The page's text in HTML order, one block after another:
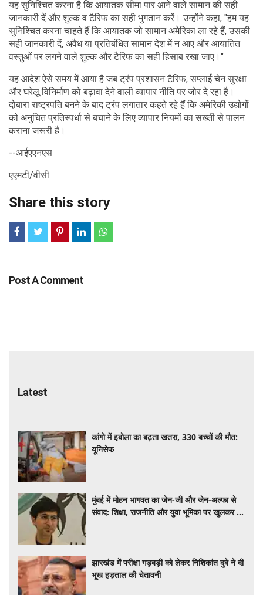
यह सुनिश्चित करना है कि आयातक सीमा पार आने वाले सामान की सही
जानकारी दें और शुल्क व टैरिफ का सही भुगतान करें। उन्होंने कहा, "हम यह
सुनिश्चित करना चाहते हैं कि आयातक जो सामान अमेरिका ला रहे हैं, उसकी
सही जानकारी दें, अवैध या प्रतिबंधित सामान देश में न आए और आयातित
वस्तुओं पर लगने वाले शुल्क और टैरिफ का सही हिसाब रखा जाए।"
यह आदेश ऐसे समय में आया है जब ट्रंप प्रशासन टैरिफ, सप्लाई चेन सुरक्षा
और घरेलू विनिर्माण को बढ़ावा देने वाली व्यापार नीति पर जोर दे रहा है।
दोबारा राष्ट्रपति बनने के बाद ट्रंप लगातार कहते रहे हैं कि अमेरिकी उद्योगों
को अनुचित प्रतिस्पर्धा से बचाने के लिए व्यापार नियमों का सख्ती से पालन
कराना जरूरी है।
--आईएएनएस
एएमटी/वीसी
Share this story
Post A Comment
Latest
कांगो में इबोला का बढ़ता खतरा, 330 बच्चों की मौत:
यूनिसेफ
मुंबई में मोहन भागवत का जेन-जी और जेन-अल्फा से
संवाद: शिक्षा, राजनीति और युवा भूमिका पर खुलकर हुई
झारखंड में परीक्षा गड़बड़ी को लेकर निशिकांत दुबे ने दी
भूख हड़ताल की चेतावनी